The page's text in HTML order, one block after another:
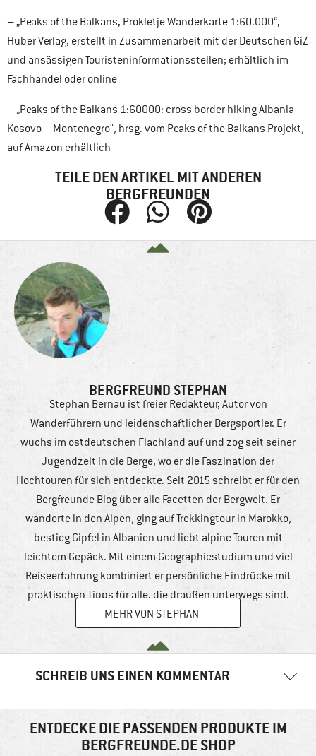
– „Peaks of the Balkans, Prokletje Wanderkarte 1:60.000“,
Huber Verlag, erstellt in Zusammenarbeit mit der Deutschen GiZ
und ansässigen Touristeninformationsstellen; erhältlich im
Fachhandel oder online
– „Peaks of the Balkans 1:60000: cross border hiking Albania –
Kosovo – Montenegro“, hrsg. vom Peaks of the Balkans Projekt,
auf Amazon erhältlich
TEILE DEN ARTIKEL MIT ANDEREN
BERGFREUNDEN
BERGFREUND STEPHAN
Stephan Bernau ist freier Redakteur, Autor von
Wanderführern und leidenschaftlicher Bergsportler. Er
wuchs im ostdeutschen Flachland auf und zog seit seiner
Jugendzeit in die Berge, wo er die Faszination der
Hochtouren für sich entdeckte. Seit 2015 schreibt er für den
Bergfreunde Blog über alle Facetten der Bergwelt. Er
wanderte in den Alpen, ging auf Trekkingtour in Marokko,
bestieg Gipfel in Albanien und liebt alpine Touren mit
leichtem Gepäck. Mit einem Geographiestudium und viel
Reiseerfahrung kombiniert er persönliche Eindrücke mit
praktischen Tipps für alle, die draußen unterwegs sind.
MEHR VON STEPHAN
SCHREIB UNS EINEN KOMMENTAR
Felder sind mit*markiert
ENTDECKE DIE PASSENDEN PRODUKTE IM
BERGFREUNDE.DE SHOP